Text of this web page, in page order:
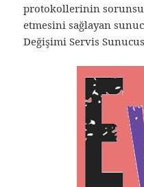
protokollerinin
etmesini sağlayan
Değişimi Servis